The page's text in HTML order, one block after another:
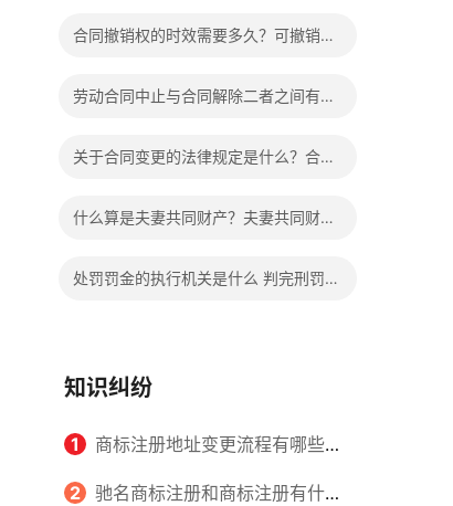
合同撤销权的时效需要多久？可撤销合
劳动合同中止与合同解除二者之间有什
关于合同变更的法律规定是什么？合同
什么算是夫妻共同财产？夫妻共同财产
处罚罚金的执行机关是什么 判完刑罚金
知识纠纷
1 商标注册地址变更流程有哪些？
怎么提交申请书件？
2 驰名商标注册和商标注册有什么